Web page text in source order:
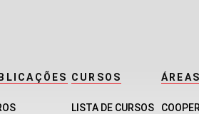
CURSOS
LISTA DE CURSOS
ÁREAS